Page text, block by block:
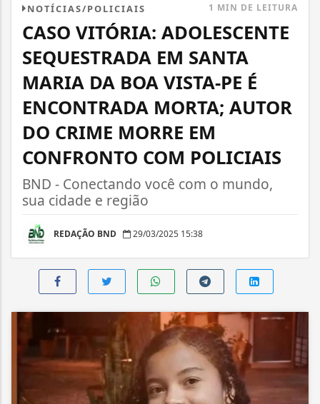
NOTÍCIAS/POLICIAIS 1 MIN DE LEITURA
CASO VITÓRIA: ADOLESCENTE
SEQUESTRADA EM SANTA
MARIA DA BOA VISTA-PE É
ENCONTRADA MORTA; AUTOR
DO CRIME MORRE EM
CONFRONTO COM POLICIAIS
BND - Conectando você com o mundo,
sua cidade e região
REDAÇÃO BND 29/03/2025 15:38